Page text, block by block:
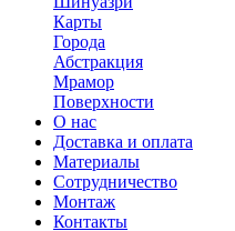
Карты
Города
Абстракция
Мрамор
Поверхности
О нас
Доставка и оплата
Материалы
Сотрудничество
Монтаж
Контакты